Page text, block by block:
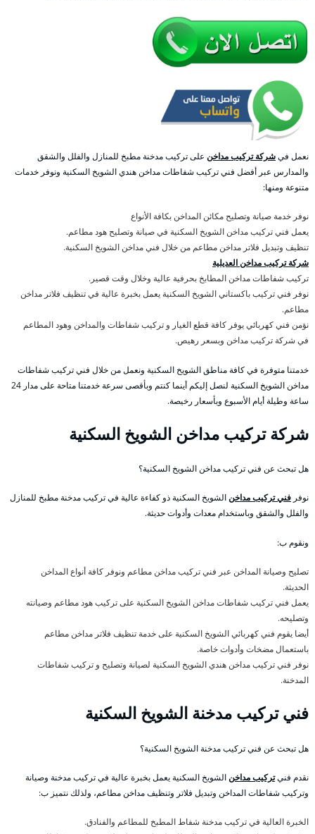
نعمل فيشركة تركيب مداخن على تركيب مدخنة مطبخ للمنازل والفلل والشقق
والمدارس عبر أفضل فني تركيب شفاطات مداخن هندي الشويخ السكنية ونوفر خدمات
متنوعة ومنها:
نوفر خدمة صيانة وتصليح مكائن المداخن بكافة الأنواع
يعمل فني تركيب مداخن الشويخ السكنية في صيانة وتصليح هود مطاعم.
تنظيف وتبديل فلاتر مداخن مطاعم من خلال فني مداخن الشويخ السكنية.
شركة تركيب مداخن العديلية
تركيب شفاطات مداخن المطابخ بحرفية عالية وخلال وقت قصير.
نوفر فني تركيب باكستاني الشويخ السكنية يعمل بخبرة عالية في تنظيف فلاتر مداخن
مطاعم.
نؤمن فني كهربائي يوفر كافة قطع الغيار و تركيب شفاطات والمداخن وهود المطاعم
في شركة تركيب مداخن وبسعر رهيص.
خدمتنا متوفرة في كافة مناطق الشويخ السكنية ونعمل من خلال فني تركيب شفاطات
مداخن الشويخ السكنية لنصل إليكم أينما كنتم وبأقصى سرعة خدمتنا متاحة على مدار 24
ساعة وطيلة أيام الأسبوع وبأسعار رخيصة.
شركة تركيب مداخن الشويخ السكنية
هل تبحث عن فني تركيب مداخن الشويخ السكنية؟
نوفر فني تركيب مداخنالشويخ السكنية ذو كفاءة عالية في تركيب مدخنة مطبخ للمنازل
والفلل والشقق وباستخدام معدات وأدوات حديثة.
ونقوم ب:
تصليح وصيانة المداخن عبر فني تركيب مداخن مطاعم ونوفر كافة أنواع المداخن
الحديثة.
يعمل فني تركيب شفاطات مداخن الشويخ السكنية على تركيب هود مطاعم وصيانته
وتصليحه.
أيضا يقوم فني كهربائي الشويخ السكنية على خدمة تنظيف فلاتر مداخن مطاعم
باستعمال مضخات وأدوات خاصة.
نوفر فني تركيب مداخن هندي الشويخ السكنية لصيانة وتصليح و تركيب شفاطات
المدخنة.
فني تركيب مدخنة الشويخ السكنية
هل تبحث عن فني تركيب مدخنة الشويخ السكنية؟
نقدم فنيتركيب مداخنالشويخ السكنية يعمل بخبرة عالية في تركيب مدخنة وصيانة
وتركيب شفاطات المداخن وتبديل فلاتر وتنظيف مداخن مطاعم، ولذلك نتميز ب:
الخبرة العالية في تركيب مدخنة شفاط المطبخ للمطاعم والفنادق.